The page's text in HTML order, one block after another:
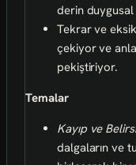
derin
Tekrar ve
çekiyor ve
pekiştiriyor.
Temalar
Kayıp ve
dalgaların ve